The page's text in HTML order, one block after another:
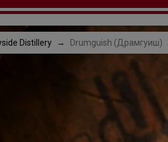
Distillery Drumguish (Драмгуиш)